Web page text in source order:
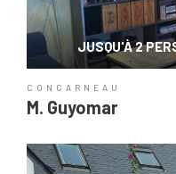
JUSQU'À 2
CONCARNEAU
M. Guyomar